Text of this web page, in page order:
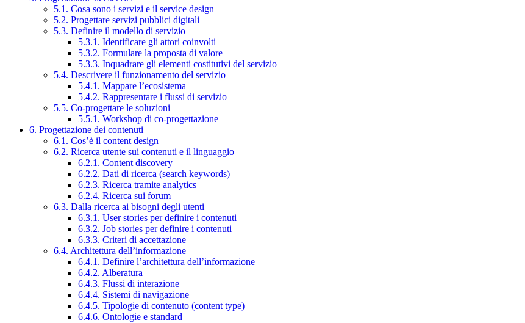
5.1. Cosa sono i servizi e il service design
5.2. Progettare servizi pubblici digitali
5.3. Definire il modello di servizio
5.3.1. Identificare gli attori coinvolti
5.3.2. Formulare la proposta di valore
5.3.3. Inquadrare gli elementi costitutivi del servizio
5.4. Descrivere il funzionamento del servizio
5.4.1. Mappare l’ecosistema
5.4.2. Rappresentare i flussi di servizio
5.5. Co-progettare le soluzioni
5.5.1. Workshop di co-progettazione
6. Progettazione dei contenuti
6.1. Cos’è il content design
6.2. Ricerca utente sui contenuti e il linguaggio
6.2.1. Content discovery
6.2.2. Dati di ricerca (search keywords)
6.2.3. Ricerca tramite analytics
6.2.4. Ricerca sui forum
6.3. Dalla ricerca ai bisogni degli utenti
6.3.1. User stories per definire i contenuti
6.3.2. Job stories per definire i contenuti
6.3.3. Criteri di accettazione
6.4. Architettura dell’informazione
6.4.1. Definire l’architettura dell’informazione
6.4.2. Alberatura
6.4.3. Flussi di interazione
6.4.4. Sistemi di navigazione
6.4.5. Tipologie di contenuto (content type)
6.4.6. Ontologie e standard